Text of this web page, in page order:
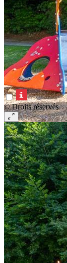
© Droits réservés